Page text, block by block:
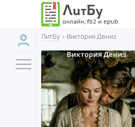
ЛитБу › Виктория Дениз